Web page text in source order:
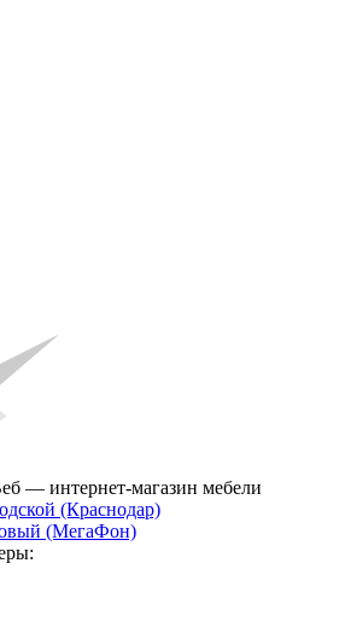
— интернет-магазин мебели
(Краснодар)
(МегаФон)